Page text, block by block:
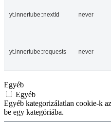
yt.innertube::nextId never
yt.innertube::requests never
Egyéb
Egyéb
Egyéb kategorizálatlan cookie-k
be egy kategóriába.